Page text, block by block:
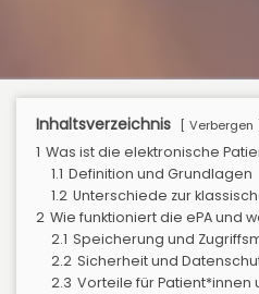
Inhaltsverzeichnis Verbergen
1 Was ist die elektronische
1.1 Definition und Grundlagen
1.2 Unterschiede zur
2 Wie funktioniert die ePA und
2.1 Speicherung und
2.2 Sicherheit und
2.3 Vorteile für Patient*innen